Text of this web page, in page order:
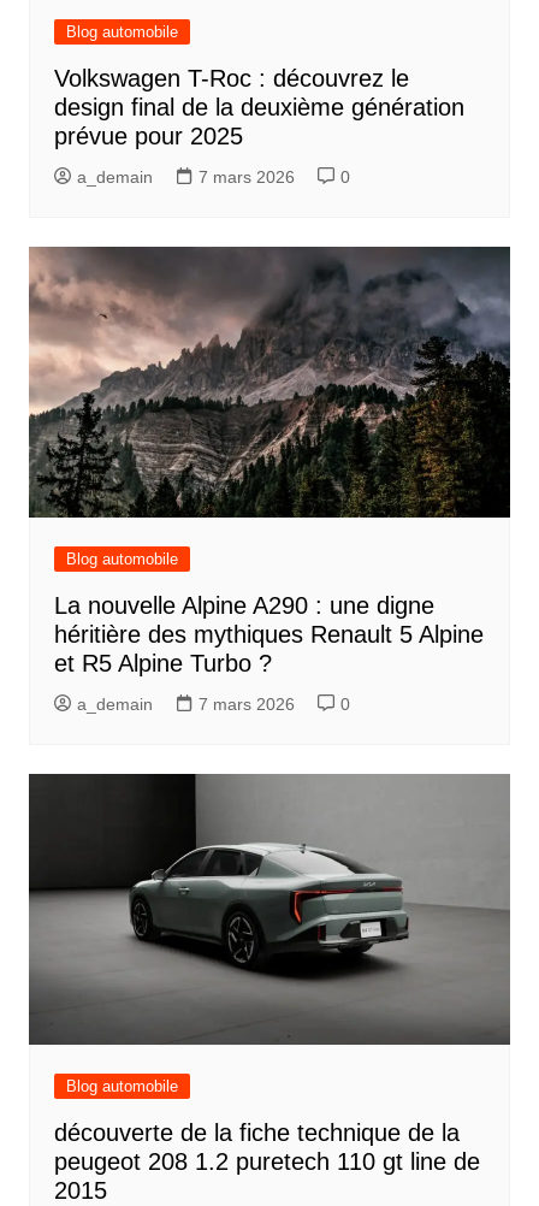
Blog automobile
Volkswagen T-Roc : découvrez le
design final de la deuxième génération
prévue pour 2025
a_demain 7 mars 2026 0
Blog automobile
La nouvelle Alpine A290 : une digne
héritière des mythiques Renault 5 Alpine
et R5 Alpine Turbo ?
a_demain 7 mars 2026 0
Blog automobile
découverte de la fiche technique de la
peugeot 208 1.2 puretech 110 gt line de
2015